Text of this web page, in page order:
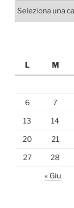
Categorie
L
M
6 7
13 14
20 21
27 28
« Giu